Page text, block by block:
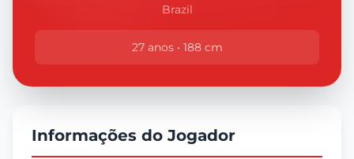
Brazil
27 anos • 188 cm
Informações do Jogador